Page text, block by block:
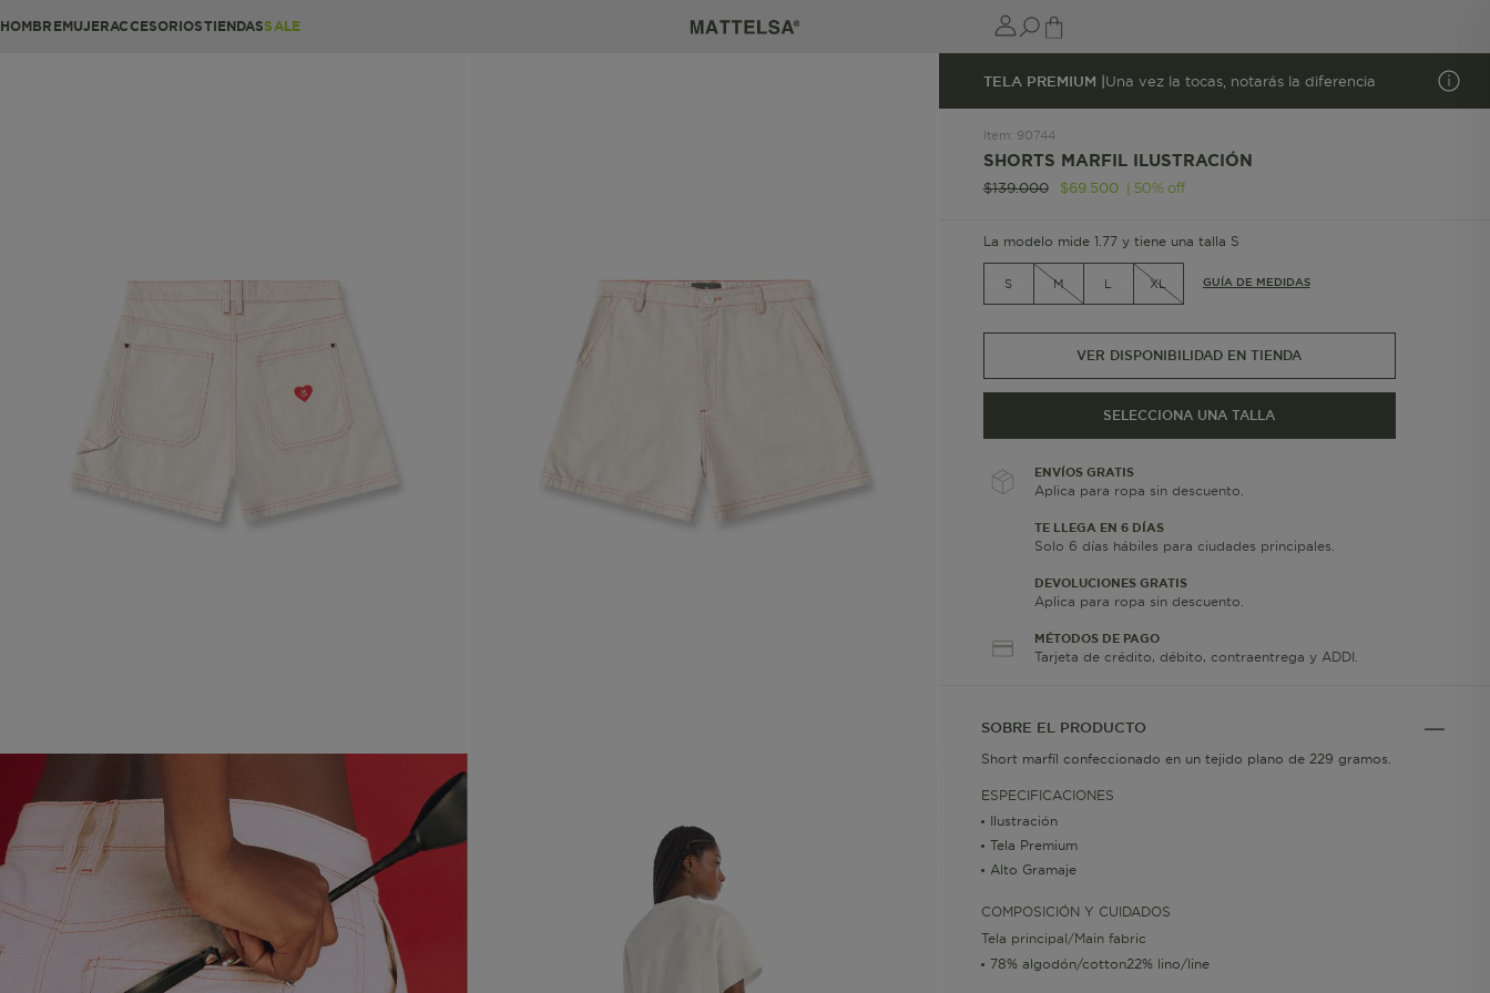
HOMBREMUJERACCESORIOSTIENDASSALE
TELA PREMIUM |Una vez la tocas, notarás la diferencia
Item: 90744
SHORTS MARFIL ILUSTRACIÓN
$139.000 $69. 500 | 50% off
La modelo mide 1.77 y tiene una talla S
S M L XL GUÍA DE MEDIDAS
VER DISPONIBILIDAD EN TIENDA
SELECCIONA UNA TALLA
ENVÍOS GRATIS
Aplica para ropa sin descuento.
TE LLEGA EN 6 DÍAS
Solo 6 días hábiles para ciudades principales.
DEVOLUCIONES GRATIS
Aplica para ropa sin descuento.
MÉTODOS DE PAGO
Tarjeta de crédito, débito, contraentrega y ADDI.
SOBRE EL PRODUCTO
Short marfíl confeccionado en un tejido plano de 229 gramos.
ESPECIFICACIONES
Ilustración
Tela Premium
Alto Gramaje
COMPOSICIÓN Y CUIDADOS
Tela principal/Main fabric
78% algodón/cotton22% lino/line